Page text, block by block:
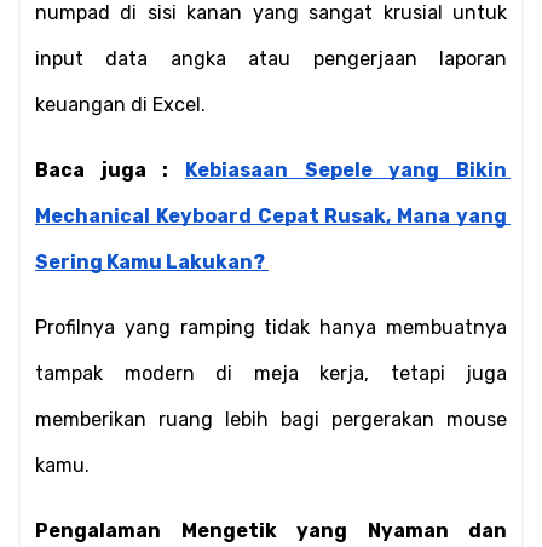
numpad di sisi kanan yang sangat krusial untuk
input data angka atau pengerjaan laporan
keuangan di Excel.
Baca juga : Kebiasaan Sepele yang Bikin
Mechanical Keyboard Cepat Rusak, Mana yang
Sering Kamu Lakukan?
Profilnya yang ramping tidak hanya membuatnya
tampak modern di meja kerja, tetapi juga
memberikan ruang lebih bagi pergerakan mouse
kamu.
Pengalaman Mengetik yang Nyaman dan